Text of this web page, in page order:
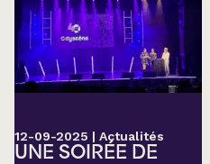
12-09-2025 | Actualités
UNE SOIRÉE DE